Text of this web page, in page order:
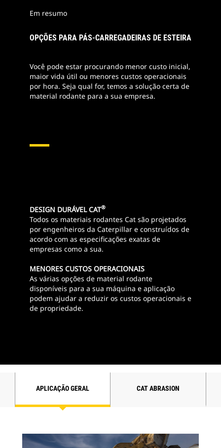
Em resumo
OPÇÕES PARA PÁS-CARREGADEIRAS DE ESTEIRA
Você pode estar procurando menor custo inicial,
maior vida útil ou menores custos operacionais
por hora. Seja qual for, temos a solução certa de
material rodante para a sua empresa.
DESIGN DURÁVEL CAT®
Todos os materiais rodantes Cat são projetados
por engenheiros da Caterpillar e construídos de
acordo com as especificações exatas de
empresas como a sua.
MENORES CUSTOS OPERACIONAIS
As várias opções de material rodante
disponíveis para a sua máquina e aplicação
podem ajudar a reduzir os custos operacionais e
de propriedade.
APLICAÇÃO GERAL CAT ABRASION